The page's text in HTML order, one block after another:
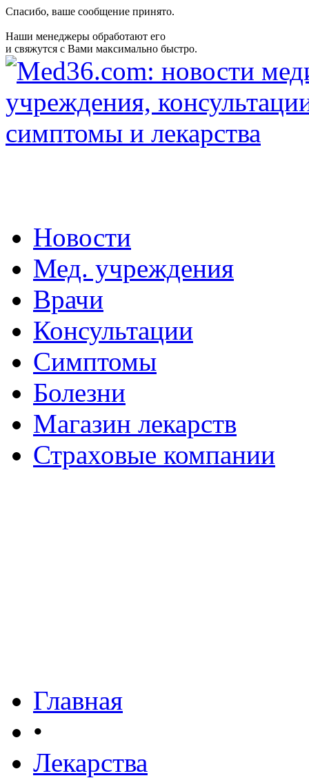
Спасибо, ваше сообщение принято.
Наши менеджеры обработают его
и свяжутся с Вами максимально быстро.
Новости
Мед. учреждения
Врачи
Консультации
Симптомы
Болезни
Магазин лекарств
Страховые компании
Главная
•
Лекарства